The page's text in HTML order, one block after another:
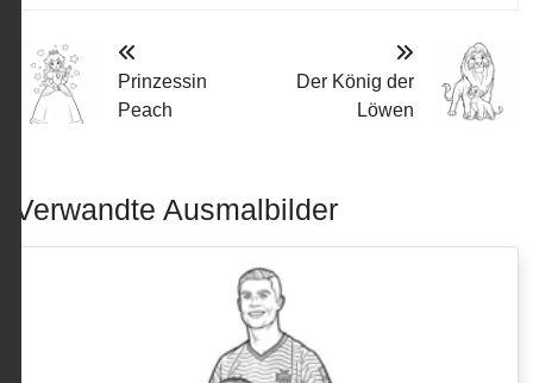
Prinzessin
Peach
Der König der
Löwen
Verwandte Ausmalbilder